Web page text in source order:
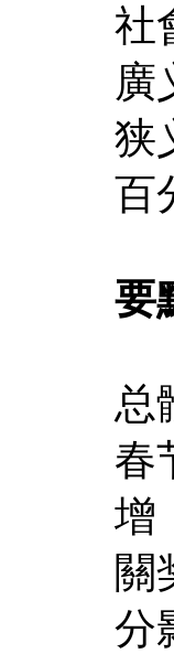
社
廣
狭
百
要
总
春
增
關
分